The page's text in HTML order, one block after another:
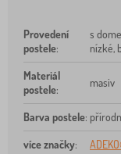
Provedení
postele:
s
nízké,
Materiál
postele:
masiv
Barva postele:
více značky: